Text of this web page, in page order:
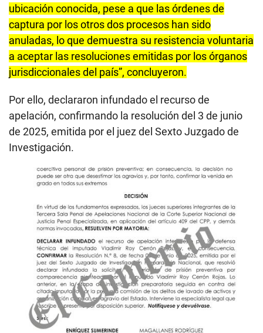
ubicación conocida, pese a que las órdenes de
captura por los otros dos procesos han sido
anuladas, lo que demuestra su resistencia voluntaria
a aceptar las resoluciones emitidas por los órganos
jurisdiccionales del país”, concluyeron.
Por ello, declararon infundado el recurso de
apelación, confirmando la resolución del 3 de junio
de 2025, emitida por el juez del Sexto Juzgado de
Investigación.